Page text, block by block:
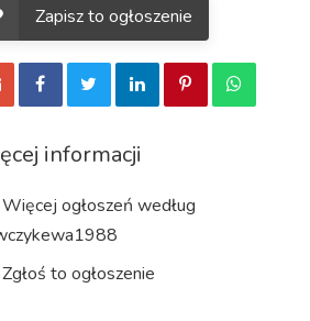
Zapisz to ogłoszenie
informacji
Więcej ogłoszeń według
Zgłoś to ogłoszenie